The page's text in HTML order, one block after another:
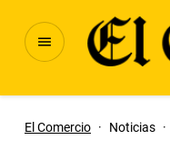
El Comercio · Noticias ·